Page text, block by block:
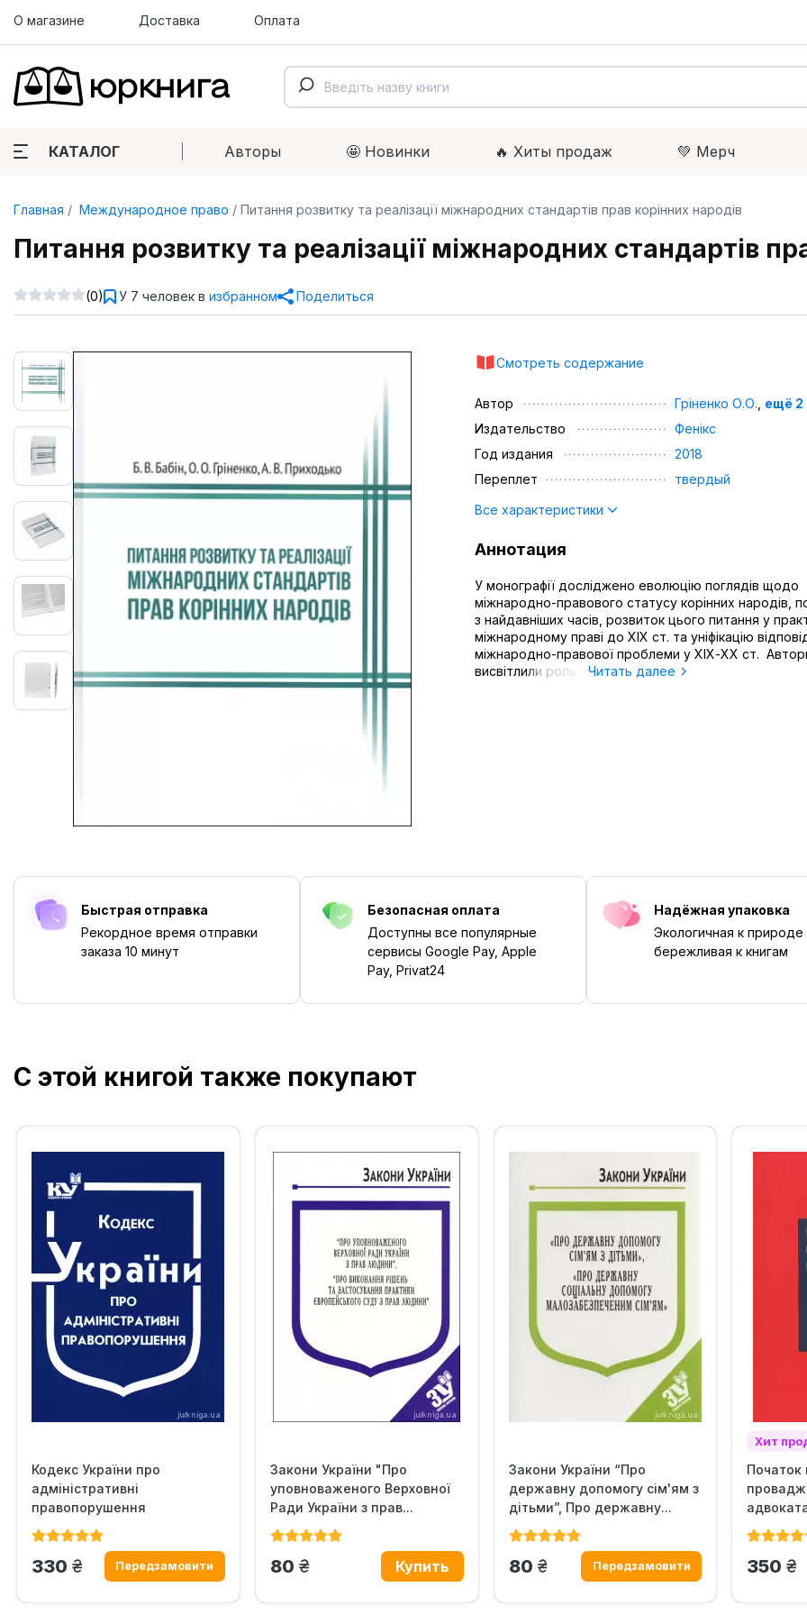
О магазине Доставка Оплата
КАТАЛОГ Авторы 🤩 Новинки 🔥 Xиты продаж 💚 Мерч
Главная Международное право Питання розвитку та реалізації міжнародних стандартів прав корінних народів
Питання розвитку та реалізації міжнародних стандартів
(0) У 7 человек в избранном Поделиться
Смотреть содержание
Автор Гріненко О.О. ещё 2
Издательство
Фенікс
Год издания
2018
Переплет
твердый
Все характеристики
Аннотация
У монографії досліджено еволюцію поглядів щодо
міжнародно-правового статусу корінних народів,
з найдавніших часів, розвиток цього питання у
міжнародному праві до XIX ст. та уніфікацію
міжнародно-правової проблеми у ХІХ-ХХ ст.
висвітлили роль... Читать далее
Быстрая отправка
Рекордное время отправки
заказа 10 минут
Безопасная оплата
Доступны все популярные
сервисы Google Pay, Apple
Pay, Privat24
Надёжная упаковка
Экологичная к природе
бережливая к книгам
С этой книгой также покупают
Кодекс України про
адміністративні
правопорушення
330 грн.
Закони України "Про
уповноваженого Верховної
Ради України з прав...
80 грн.
Закони України “Про
державну допомогу сім'ям з
дітьми”, Про державну...
80 грн.
Хит
Початок
350